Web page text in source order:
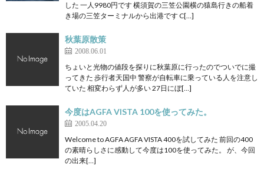
した 一人9980円です 横須賀の三笠公園横の猿島行きの船着
き場の三笠ターミナルから出港です C[…]
秋葉原散策
2008.06.01
ちょいと光物の値段を探りに秋葉原に行ったのでついでに撮
ってきた 歩行者天国中 警察が自転車に乗っている人を注意し
ていた 相変わらず人が多い 27日にぼ[…]
今度はAGFA VISTA 100を使ってみた。
2005.04.20
Welcome to AGFA AGFA VISTA 400を試してみた 前回の400
の素晴らしさに感動して今度は100を使ってみた。 が、今回
の出来[…]